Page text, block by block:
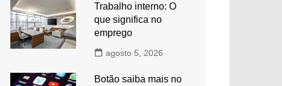
Trabalho interno: O
que significa no
emprego
agosto 5, 2026
Botão saiba mais no